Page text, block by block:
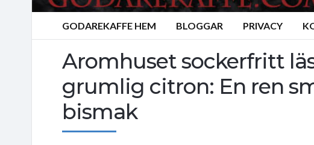
GODAREKAFFE HEM BLOGGAR PRIVACY
Aromhuset sockerfritt
grumlig citron: En ren
bismak